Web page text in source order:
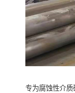
专为腐蚀性介